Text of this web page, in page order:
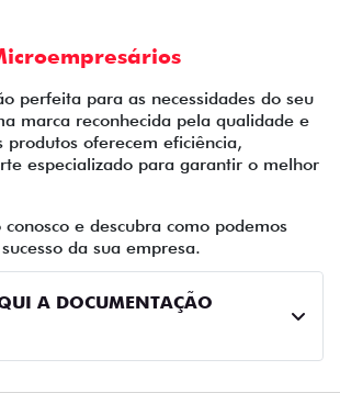
perfeita para as necessidades do seu
marca reconhecida pela qualidade e
produtos oferecem eficiência,
especializado para garantir o melhor
e descubra como podemos
da sua empresa.
A DOCUMENTAÇÃO